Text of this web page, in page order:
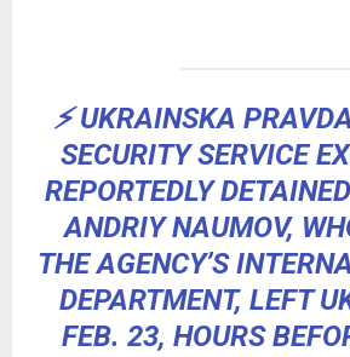
⚡️ UKRAINSKA
SECURITY SERVICE
REPORTEDLY
ANDRIY NAUMOV,
THE AGENCY’S
DEPARTMENT, LEFT
FEB. 23, HOURS